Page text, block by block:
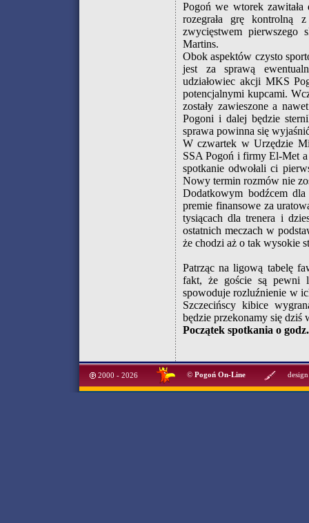
Pogoń we wtorek
rozegrała grę kontrolną
zwycięstwem pierwszego
Martins.
Obok aspektów czysto
jest za sprawą
udziałowiec akcji MKS
potencjalnymi kupcami.
zostały zawieszone a
Pogoni i dalej będzie
sprawa powinna się
W czwartek w Urzędzie
SSA Pogoń i firmy El-Met a
spotkanie odwołali ci
Nowy termin rozmów nie
Dodatkowym bodźcem
premie finansowe za
tysiącach dla trenera i
ostatnich meczach w
że chodzi aż o tak wysokie
Patrząc na ligową tabelę
fakt, że goście są pewni
spowoduje rozluźnienie w
Szczecińscy kibice
będzie przekonamy się dziś
Początek spotkania o
2000 - 2026 © Pogoń On-Line